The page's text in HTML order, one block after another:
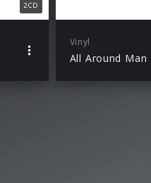
2CD
Vinyl